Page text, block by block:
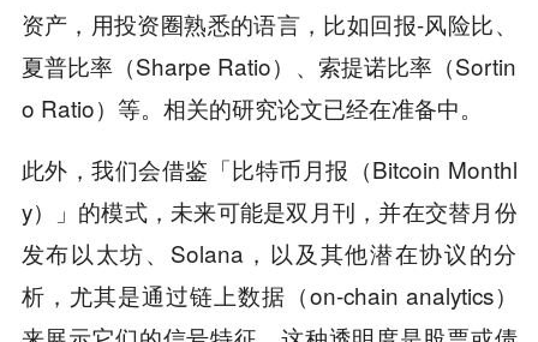
资产，用投资圈熟悉的语言，比如回报-风险比、
夏普比率（Sharpe Ratio）、索提诺比率（Sortin
o Ratio）等。相关的研究论文已经在准备中。
此外，我们会借鉴「比特币月报（Bitcoin Monthl
y）」的模式，未来可能是双月刊，并在交替月份
发布以太坊、Solana，以及其他潜在协议的分
析，尤其是通过链上数据（on-chain analytics）